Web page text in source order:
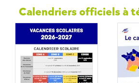
Calendriers officiels à